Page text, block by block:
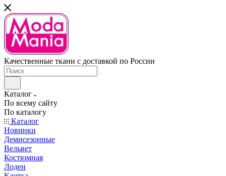
Качественные ткани с доставкой по России
Каталог
По всему сайту
По каталогу
Каталог
Новинки
Демисезонные
Вельвет
Костюмная
Лоден